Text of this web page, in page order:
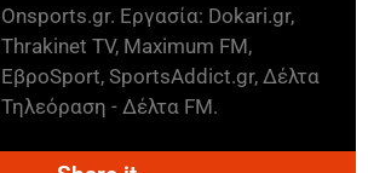
Onsports.gr. Εργασία: Dokari.gr,
Thrakinet TV, Maximum FM,
ΕβροSport, SportsAddict.gr, Δέλτα
Τηλεόραση - Δέλτα FM.